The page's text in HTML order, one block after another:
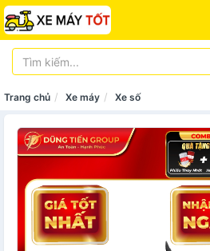
Trang chủ Xe máy Xe số